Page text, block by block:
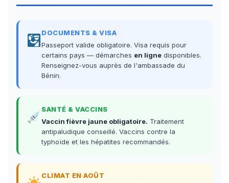
DOCUMENTS & VISA
Passeport valide obligatoire. Visa requis pour
certains pays — démarches en ligne disponibles.
Renseignez-vous auprès de l'ambassade du
Bénin.
SANTÉ & VACCINS
Vaccin fièvre jaune obligatoire. Traitement
antipaludique conseillé. Vaccins contre la
typhoïde et les hépatites recommandés.
CLIMAT EN AOÛT